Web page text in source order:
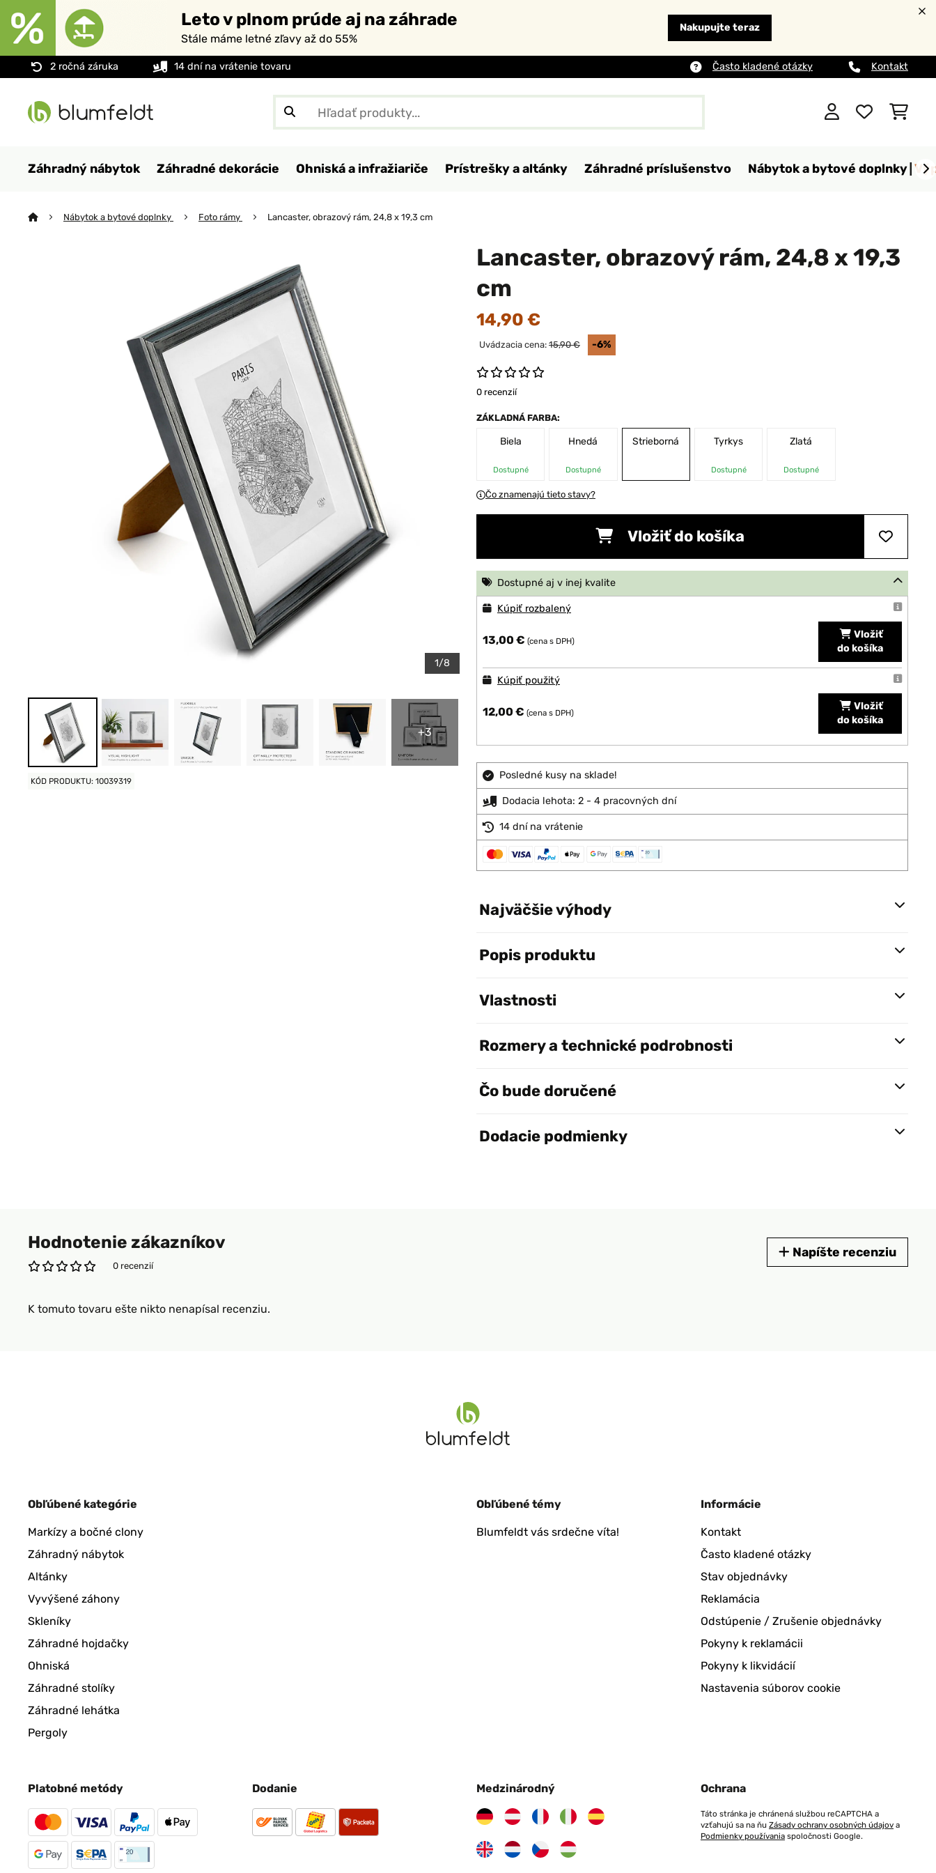
Leto v plnom prúde aj na záhrade
Stále máme letné zľavy až do 55%
Nakupujte teraz
2 ročná záruka 14 dní na vrátenie tovaru Často kladené otázky Kontakt
Záhradný nábytok Záhradné dekorácie Ohniská a infražiariče Prístrešky a altánky Záhradné príslušenstvo Nábytok a bytové doplnky
Nábytok a bytové doplnky Foto rámy Lancaster, obrazový rám, 24,8 x 19,3 cm
1/8
+3
KÓD PRODUKTU: 10039319
Lancaster, obrazový rám, 24,8 x 19,3
cm
14,90 €
Uvádzacia cena: 15,90 € -6%
0 recenzií
ZÁKLADNÁ FARBA:
Biela
Dostupné
Hnedá
Dostupné
Strieborná Tyrkys
Dostupné
Zlatá
Dostupné
Čo znamenajú tieto stavy?
Vložiť do košíka
Dostupné aj v inej kvalite
Kúpiť rozbalený
13,00 € (cena s DPH)
Vložiť
do košíka
Kúpiť použitý
12,00 € (cena s DPH)
Vložiť
do košíka
Posledné kusy na sklade!
Dodacia lehota: 2 - 4 pracovných dní
14 dní na vrátenie
Najväčšie výhody
Popis produktu
Vlastnosti
Rozmery a technické podrobnosti
Čo bude doručené
Dodacie podmienky
Hodnotenie zákazníkov
0 recenzií
Napíšte recenziu
K tomuto tovaru ešte nikto nenapísal recenziu.
Obľúbené kategórie
Markízy a bočné clony
Záhradný nábytok
Altánky
Vyvýšené záhony
Skleníky
Záhradné hojdačky
Ohniská
Záhradné stolíky
Záhradné lehátka
Pergoly
Obľúbené témy
Blumfeldt vás srdečne víta!
Informácie
Kontakt
Často kladené otázky
Stav objednávky
Reklamácia
Odstúpenie / Zrušenie objednávky
Pokyny k reklamácii
Pokyny k likvidácií
Nastavenia súborov cookie
Platobné metódy Dodanie Medzinárodný Ochrana
Táto stránka je chránená službou reCAPTCHA a
vzťahujú sa na ňu Zásady ochrany osobných údajov a
Podmienky používania spoločnosti Google.